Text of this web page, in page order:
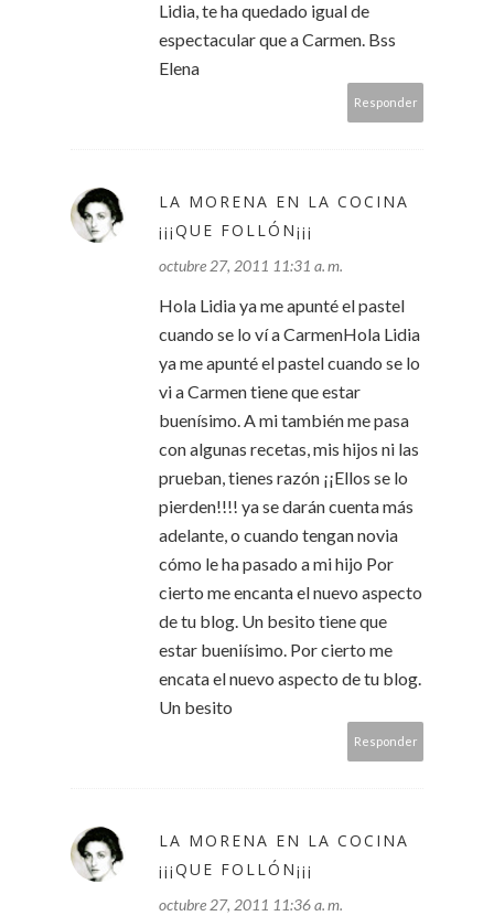
Lidia, te ha quedado igual de
espectacular que a Carmen. Bss
Elena
Responder
LA MORENA EN LA COCINA
¡¡¡QUE FOLLÓN¡¡¡
octubre 27, 2011 11:31 a. m.
Hola Lidia ya me apunté el pastel
cuando se lo ví a CarmenHola Lidia
ya me apunté el pastel cuando se lo
vi a Carmen tiene que estar
buenísimo. A mi también me pasa
con algunas recetas, mis hijos ni las
prueban, tienes razón ¡¡Ellos se lo
pierden!!!! ya se darán cuenta más
adelante, o cuando tengan novia
cómo le ha pasado a mi hijo Por
cierto me encanta el nuevo aspecto
de tu blog. Un besito tiene que
estar bueniísimo. Por cierto me
encata el nuevo aspecto de tu blog.
Un besito
Responder
LA MORENA EN LA COCINA
¡¡¡QUE FOLLÓN¡¡¡
octubre 27, 2011 11:36 a. m.